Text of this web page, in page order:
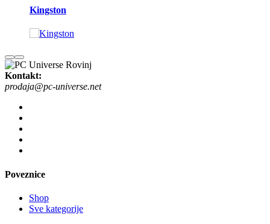
Kingston
Kontakt:
prodaja@pc-universe.net
Poveznice
Shop
Sve kategorije